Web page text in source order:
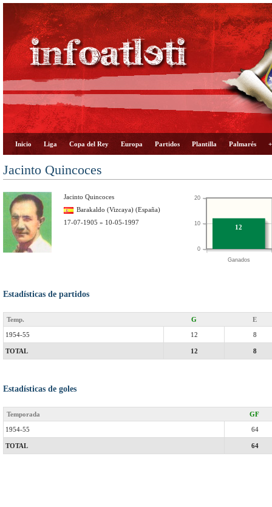
Inicio Liga Copa del Rey Europa Partidos Plantilla Palmarés
Jacinto Quincoces
Ganados
0
10
20
12
Jacinto Quincoces
Barakaldo (Vizcaya) (España)
17-07-1905 » 10-05-1997
Estadísticas de partidos
Temp. G E
1954-55 12 8
TOTAL 12 8
Estadísticas de goles
Temporada GF
1954-55 64
TOTAL 64